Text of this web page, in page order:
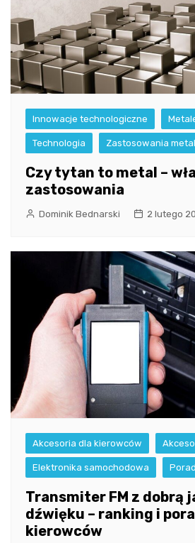
Innowacje technologiczne
Technologia Zastosowania
Czy tytan to metal –
zastosowania
Dominik Bednarski 2 lutego
Akcesoria dla kierowców
Elektronika samochodowa
Transmiter FM z dobrą
dźwięku – ranking i
kierowców